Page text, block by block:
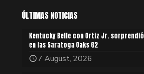
ÚLTIMAS NOTICIAS
Kentucky Belle con Ortiz Jr. sorprendió
en las Saratoga Oaks G2
7 August, 2026